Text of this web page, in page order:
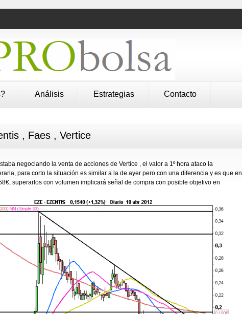
Análisis Estrategias Contacto
, Faes , Vertice
negociando la venta de acciones de Vertice , el valor a 1º hora ataco la
para corto la situación es similar a la de ayer pero con una diferencia y es que en
superarlos con volumen implicará señal de compra con posible objetivo en